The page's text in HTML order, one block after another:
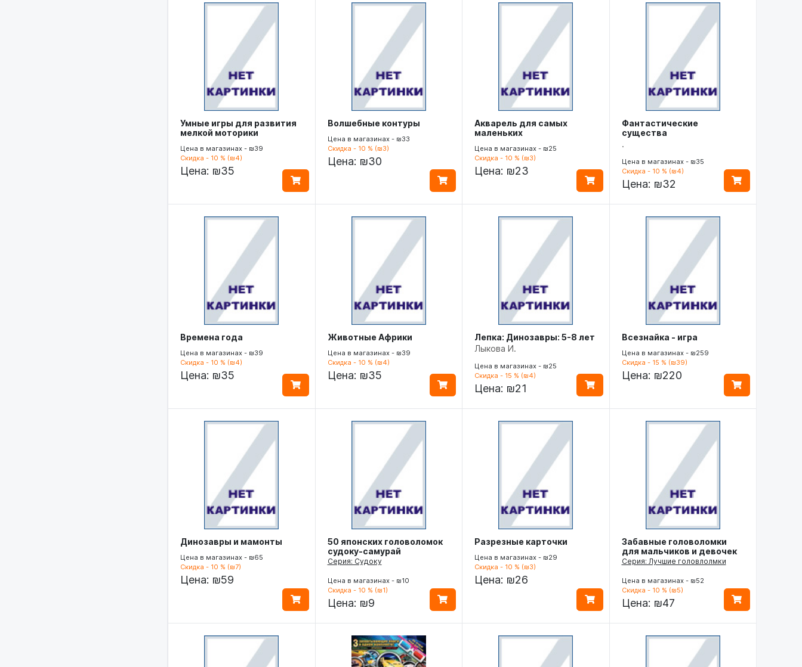
Умные игры для развития
мелкой моторики
Цена в магазинах - ₪39
Скидка - 10 % (₪4)
Цена: ₪35
Волшебные контуры
Цена в магазинах - ₪33
Скидка - 10 % (₪3)
Цена: ₪30
Акварель для самых
маленьких
Цена в магазинах - ₪25
Скидка - 10 % (₪3)
Цена: ₪23
Фантастические
существа
.
Цена в магазинах - ₪35
Скидка - 10 % (₪4)
Цена: ₪32
Времена года
Цена в магазинах - ₪39
Скидка - 10 % (₪4)
Цена: ₪35
Животные Африки
Цена в магазинах - ₪39
Скидка - 10 % (₪4)
Цена: ₪35
Лепка: Динозавры: 5-8 лет
Лыкова И.
Цена в магазинах - ₪25
Скидка - 15 % (₪4)
Цена: ₪21
Всезнайка - игра
Цена в магазинах - ₪259
Скидка - 15 % (₪39)
Цена: ₪220
Динозавры и мамонты
Цена в магазинах - ₪65
Скидка - 10 % (₪7)
Цена: ₪59
50 японских головоломок
судоку-самурай
Серия: Судоку
Цена в магазинах - ₪10
Скидка - 10 % (₪1)
Цена: ₪9
Разрезные карточки
Цена в магазинах - ₪29
Скидка - 10 % (₪3)
Цена: ₪26
Забавные головоломки
для мальчиков и девочек
Серия: Лучшие головлолмки
Цена в магазинах - ₪52
Скидка - 10 % (₪5)
Цена: ₪47